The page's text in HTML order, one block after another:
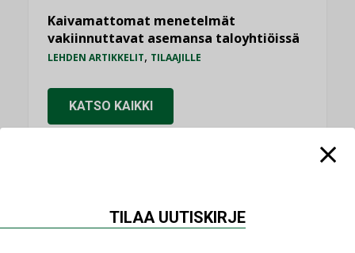
Kaivamattomat menetelmät
vakiinnuttavat asemansa taloyhtiöissä
LEHDEN ARTIKKELIT, TILAAJILLE
KATSO KAIKKI
TILAA UUTISKIRJE